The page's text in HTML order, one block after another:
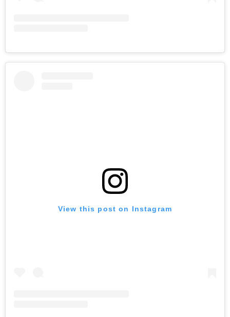
View this post on Instagram